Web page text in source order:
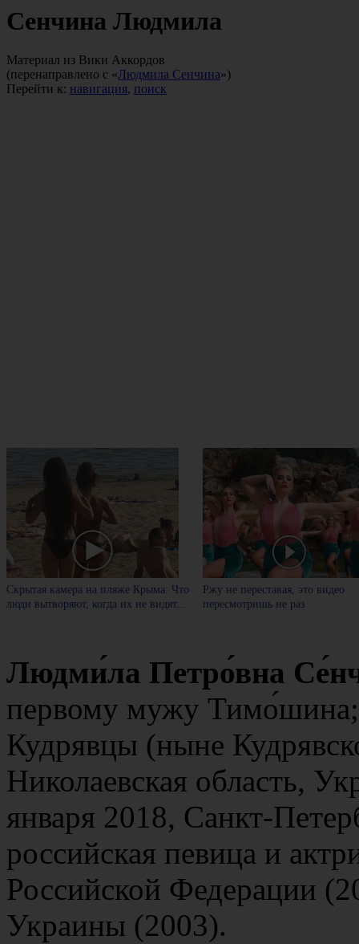
Сенчина Людмила
Материал из Вики Аккордов
(перенаправлено с «Людмила Сенчина»)
Перейти к: навигация, поиск
Скрытая камера на пляже Крыма: Что
люди вытворяют, когда их не видят...
Ржу не переставая, это видео
пересмотришь не раз
Людми́ла Петро́вна
первому мужу Тимо́шина;
Кудрявцы (ныне
Николаевская область,
января 2018, Санкт-
российская певица и
Российской Федерации
Украины (2003).